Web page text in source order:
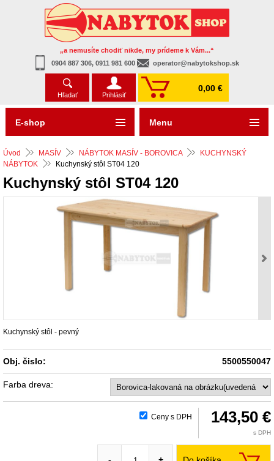
„a nemusíte chodiť nikde, my prídeme k Vám...“
0904 887 306, 0911 981 600
operator@nabytokshop.sk
Hľadať Prihlásiť
0,00 €
Úvod MASÍV NÁBYTOK MASÍV - BOROVICA
KUCHYNSKÝ
NÁBYTOK
Kuchynský stôl ST04 120
Kuchynský stôl ST04 120
Kuchynský stôl - pevný
Obj. čislo: 5500550047
Farba dreva:
Ceny s DPH 143,50 €
s DPH
E-shop Menu